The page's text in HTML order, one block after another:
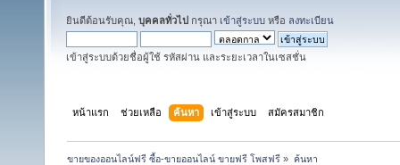
ยินดีต้อนรับคุณ, บุคคลทั่วไป กรุณา เข้าสู่ระบบ หรือ ลงทะเบียน
เข้าสู่ระบบด้วยชื่อผู้ใช้ รหัสผ่าน และระยะเวลาในเซสชั่น
หน้าแรก ช่วยเหลือ ค้นหา เข้าสู่ระบบ สมัครสมาชิก
ขายของออนไลน์ฟรี ซื้อ-ขายออนไลน์ ขายฟรี โพสฟรี » ค้นหา